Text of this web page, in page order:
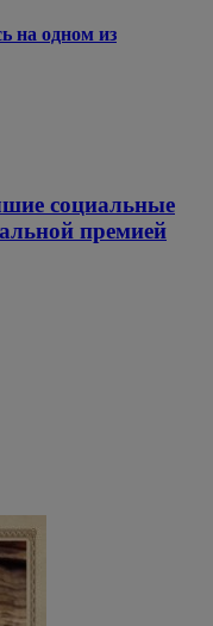
на одном из
социальные
премией